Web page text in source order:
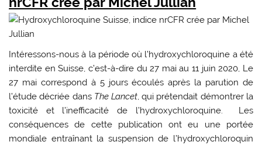
Intéressons-nous à la période où l’hydroxychloroquine a été
interdite en Suisse, c’est-à-dire du 27 mai au 11 juin 2020, Le
27 mai correspond à 5 jours écoulés après la parution de
l’étude décriée dans The Lancet, qui prétendait démontrer la
toxicité et l’inefficacité de l’hydroxychloroquine. Les
conséquences de cette publication ont eu une portée
mondiale entraînant la suspension de l’hydroxychloroquin